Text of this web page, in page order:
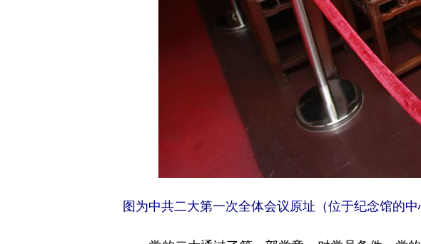
图为中共二大第一次全体会议原址（位于纪念馆的